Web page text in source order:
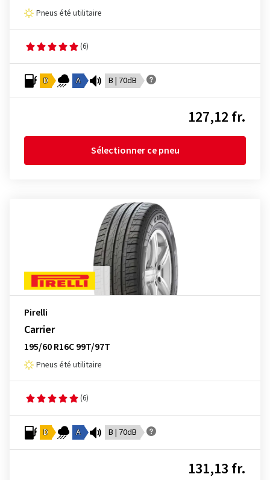
Pneus été utilitaire
(6)
D A B | 70dB
127,12 fr.
Sélectionner ce pneu
Pirelli
Carrier
195/60 R16C 99T/97T
Pneus été utilitaire
(6)
D A B | 70dB
131,13 fr.